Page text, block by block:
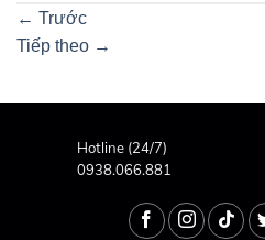
← Trước
Tiếp theo →
Hotline (24/7)
0938.066.881